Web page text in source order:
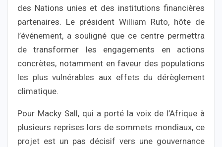
des Nations unies et des institutions financières
partenaires. Le président William Ruto, hôte de
l’événement, a souligné que ce centre permettra
de transformer les engagements en actions
concrètes, notamment en faveur des populations
les plus vulnérables aux effets du dérèglement
climatique.
Pour Macky Sall, qui a porté la voix de l’Afrique à
plusieurs reprises lors de sommets mondiaux, ce
projet est un pas décisif vers une gouvernance